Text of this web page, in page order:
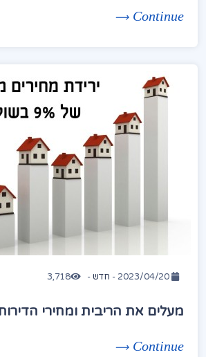
Continue
חדש-
3,718
מעלים את הריבית ומחירי
Continue